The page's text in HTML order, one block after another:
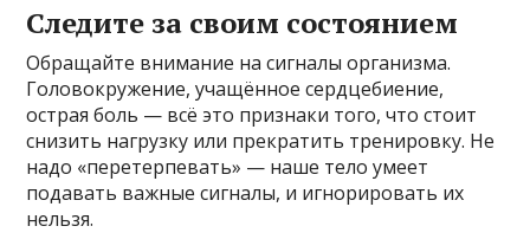
Следите за своим состоянием
Обращайте внимание на сигналы организма.
Головокружение, учащённое сердцебиение,
острая боль — всё это признаки того, что стоит
снизить нагрузку или прекратить тренировку. Не
надо «перетерпевать» — наше тело умеет
подавать важные сигналы, и игнорировать их
нельзя.